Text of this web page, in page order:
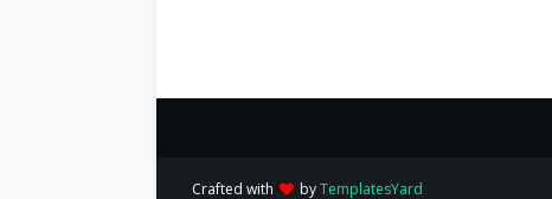
Crafted with byTemplatesYard